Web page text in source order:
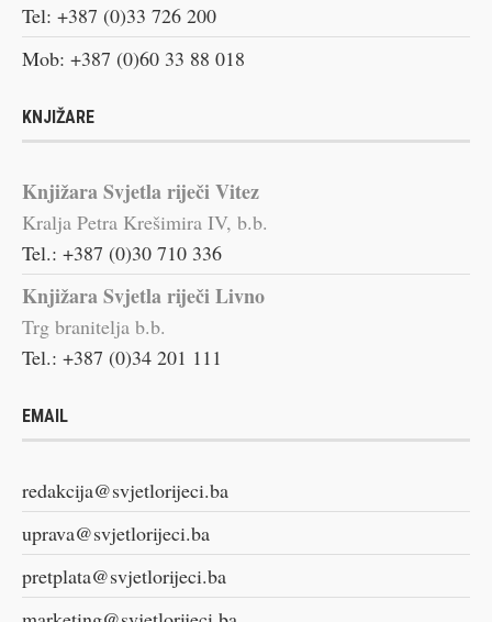
Tel: +387 (0)33 726 200
Mob: +387 (0)60 33 88 018
KNJIŽARE
Knjižara Svjetla riječi Vitez
Kralja Petra Krešimira IV, b.b.
Tel.: +387 (0)30 710 336
Knjižara Svjetla riječi Livno
Trg branitelja b.b.
Tel.: +387 (0)34 201 111
EMAIL
redakcija@svjetlorijeci.ba
uprava@svjetlorijeci.ba
pretplata@svjetlorijeci.ba